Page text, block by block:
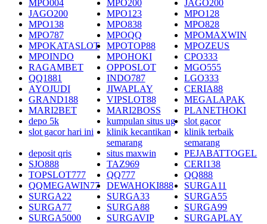
MPO004
MPO200
JAGO200
JAGO200
MPO123
MPO128
MPO138
MPO838
MPO828
MPO787
MPOQQ
MPOMAXWIN
MPOKATASLOT
MPOTOP88
MPOZEUS
MPOINDO
MPOHOKI
CPO333
RAGAMBET
OPPOSLOT
MGO555
QQ1881
INDO787
LGO333
AYOJUDI
JIWAPLAY
CERIA88
GRAND188
VIPSLOT88
MEGALAPAK
MARI2BET
MARI2BOSS
PLANETHOKI
depo 5k
kumpulan situs ug
slot gacor
slot gacor hari ini
klinik kecantikan
semarang
klinik terbaik
semarang
deposit qris
situs maxwin
PEJABATTOGEL
SJO888
TAZ969
CERI138
TOPSLOT777
QQ777
QQ888
QQMEGAWIN77
DEWAHOKI888
SURGA11
SURGA22
SURGA33
SURGA55
SURGA77
SURGA88
SURGA99
SURGA5000
SURGAVIP
SURGAPLAY